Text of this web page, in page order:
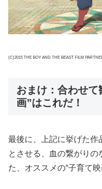
(C)2015 THE BOY AND THE BEAST FILM
おまけ：合わせ
画”はこれだ！
最後に、上記に挙げた作
とさせる、血の繋がり
た、オススメの“子育て映